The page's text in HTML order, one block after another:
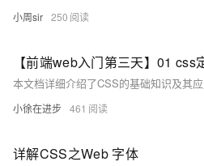
小周sir 250
小徐在进步 461
详解CSS之Web 字体